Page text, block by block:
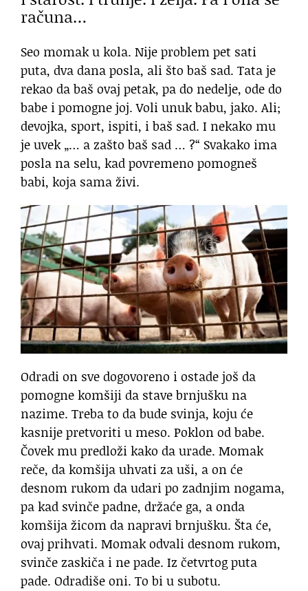
računa…
Seo momak u kola. Nije problem pet sati
puta, dva dana posla, ali što baš sad. Tata je
rekao da baš ovaj petak, pa do nedelje, ode do
babe i pomogne joj. Voli unuk babu, jako. Ali;
devojka, sport, ispiti, i baš sad. I nekako mu
je uvek „… a zašto baš sad … ?“ Svakako ima
posla na selu, kad povremeno pomogneš
babi, koja sama živi.
Odradi on sve dogovoreno i ostade još da
pomogne komšiji da stave brnjušku na
nazime. Treba to da bude svinja, koju će
kasnije pretvoriti u meso. Poklon od babe.
Čovek mu predloži kako da urade. Momak
reče, da komšija uhvati za uši, a on će
desnom rukom da udari po zadnjim nogama,
pa kad svinče padne, držaće ga, a onda
komšija žicom da napravi brnjušku. Šta će,
ovaj prihvati. Momak odvali desnom rukom,
svinče zaskiča i ne pade. Iz četvrtog puta
pade. Odradiše oni. To bi u subotu.